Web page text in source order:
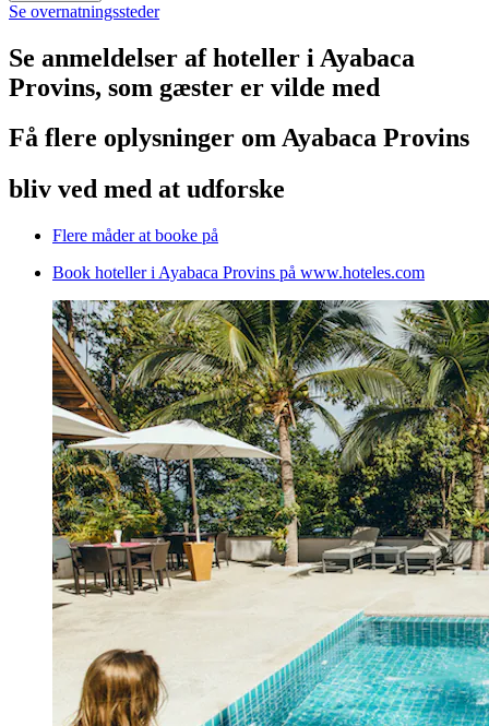
Se overnatningssteder
Se anmeldelser af hoteller i Ayabaca
Provins, som gæster er vilde med
Få flere oplysninger om Ayabaca Provins
bliv ved med at udforske
Flere måder at booke på
Book hoteller i Ayabaca Provins på www.hoteles.com